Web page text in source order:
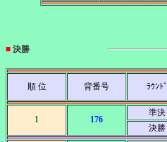
■ 決勝
順 位 背番号 ﾗｳﾝﾄﾞ
1 176
準決
決勝